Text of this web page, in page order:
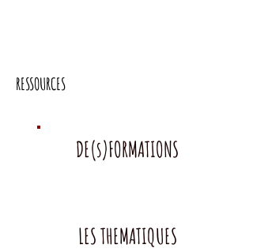
RESSOURCES
DE(s)FORMATIONS
LES THEMATIQUES